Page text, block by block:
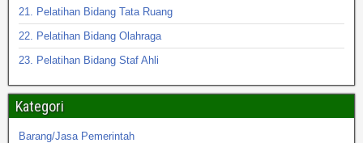
21. Pelatihan Bidang Tata Ruang
22. Pelatihan Bidang Olahraga
23. Pelatihan Bidang Staf Ahli
Kategori
Barang/Jasa Pemerintah